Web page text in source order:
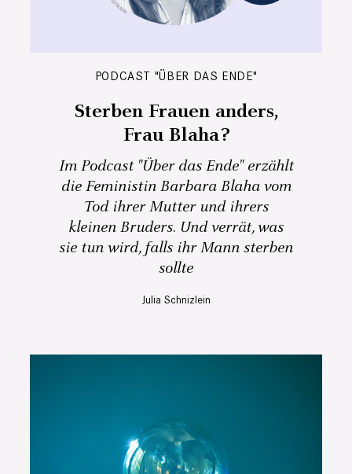
PODCAST "ÜBER DAS ENDE"
Sterben Frauen anders,
Frau Blaha?
Im Podcast "Über das Ende" erzählt
die Feministin Barbara Blaha vom
Tod ihrer Mutter und ihrers
kleinen Bruders. Und verrät, was
sie tun wird, falls ihr Mann sterben
sollte
Julia Schnizlein